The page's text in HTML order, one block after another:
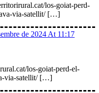
los-goiat-perd-
via-satellit/ […]
de 2024 At 11:17
los-goiat-perd-el-
via-satellit/ […]